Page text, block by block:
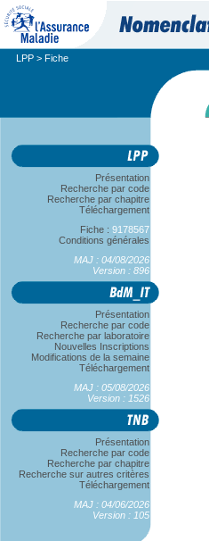
LPP > Fiche
Présentation
Recherche par code
Recherche par chapitre
Téléchargement
Fiche : 9178567
Conditions générales
MAJ : 04/08/2026
Version : 896
Présentation
Recherche par code
Recherche par laboratoire
Nouvelles Inscriptions
Modifications de la semaine
Téléchargement
MAJ : 05/08/2026
Version : 1526
Présentation
Recherche par code
Recherche par chapitre
Recherche sur autres critères
Téléchargement
MAJ : 04/06/2026
Version : 105